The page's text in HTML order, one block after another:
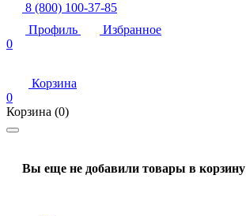
8 (800) 100-37-85
Профиль
Избранное
0
Корзина
0
Корзина (0)
Вы еще не добавили товары в корзину